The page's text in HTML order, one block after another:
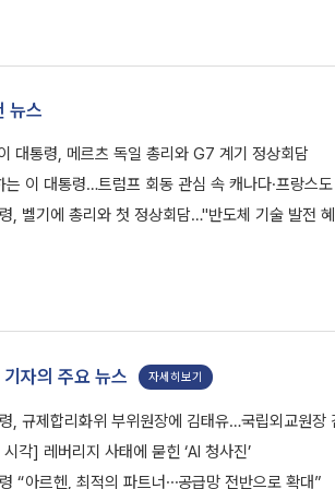
뉴스
대통령, 메르츠 독일 총리와 G7 계기 정상회담
이 대통령…트럼프 회동 관심 속 캐나다·프랑스
, 벨기에 총리와 첫 정상회담…"반도체 기술 발전
자의 주요 뉴스 자세히보기
, 규제합리화위 부위원장에 김태유…국립외교원장
각] 레버리지 사태에 묻힌 ‘AI 청사진’
“아르헨, 최적의 파트너⋯공급망 전반으로 확대”